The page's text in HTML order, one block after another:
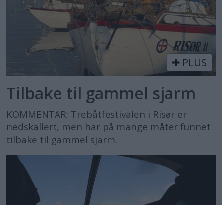
PLUS
Tilbake til gammel sjarm
KOMMENTAR: Trebåtfestivalen i Risør er
nedskallert, men har på mange måter funnet
tilbake til gammel sjarm.